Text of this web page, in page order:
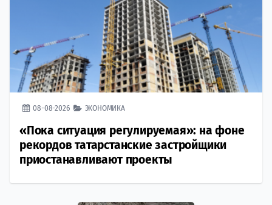
08-08-2026 ЭКОНОМИКА
«Пока ситуация регулируемая»: на фоне
рекордов татарстанские застройщики
приостанавливают проекты